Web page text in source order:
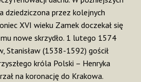
dziedziczona przez kolejnych
XVI wieku Zamek doczekał się
nowe skrzydło. 1 lutego 1574
Stanisław (1538-1592) gościł
króla Polski – Henryka
na koronację do Krakowa.